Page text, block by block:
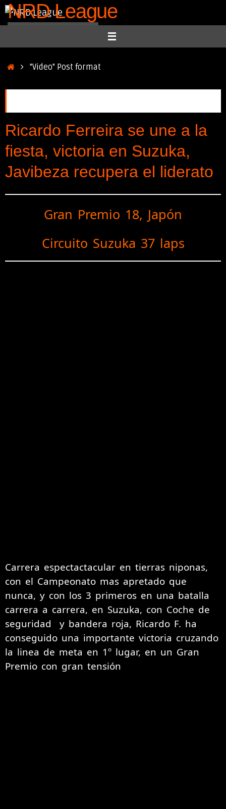
Skip
toNRD League
Home"Video" Post format
Ricardo Ferreira se une a la
fiesta, victoria en Suzuka,
Javibeza recupera el liderato
Gran Premio 18, Japón
Circuito Suzuka 37 laps
Carrera espectactacular en tierras niponas,
con el Campeonato mas apretado que
nunca, y con los 3 primeros en una batalla
carrera a carrera, en Suzuka, con Coche de
seguridad y bandera roja, Ricardo F. ha
conseguido una importante victoria cruzando
la linea de meta en 1º lugar, en un Gran
Premio con gran tensión